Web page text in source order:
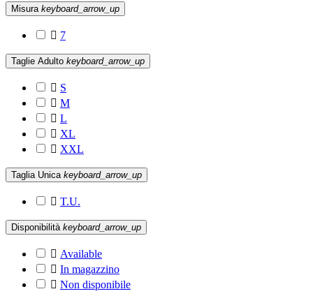
Misura keyboard_arrow_up
 7
Taglie Adulto keyboard_arrow_up
 S
 M
 L
 XL
 XXL
Taglia Unica keyboard_arrow_up
 T.U.
Disponibilità keyboard_arrow_up
 Available
 In magazzino
 Non disponibile